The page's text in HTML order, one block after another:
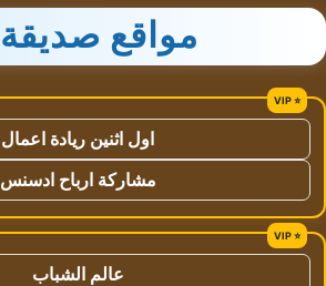
مواقع صديقة
اول اثنين ريادة اعمال
مشاركة ارباح ادسنس
عالم الشباب